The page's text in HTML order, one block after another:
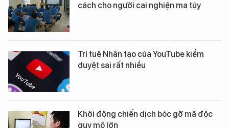
cách cho người cai nghiện ma túy
Trí tuệ Nhân tạo của YouTube kiểm
duyệt sai rất nhiều
Khởi động chiến dịch bóc gỡ mã độc
quy mô lớn